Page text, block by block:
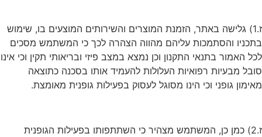
ז.1) גלישה באתר, הזמנת המוצרים והשירותים המוצעים בו, שימוש
בתכניו והסתמכות עליהם מהווה הצהרה לכך כי המשתמש מסכים
לכל האמור בתנאי התקנון וכן נמצא במצב פיזי ובריאותי תקין וכי אינו
סובל מבעיות רפואיות העלולות להעמיד אותו בסכנה כתוצאה
מאימון גופני וכי הינו מסוגל לעסוק בפעילות גופנית מאומצת.
ז.2) כמן כן, המשתמש מצהיר כי השתתפותו בפעילות הגופנית